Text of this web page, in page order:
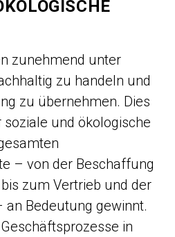
zunehmend unter
zu handeln und
zu übernehmen. Dies
und ökologische
– von der Beschaffung
zum Vertrieb und der
Bedeutung gewinnt.
in